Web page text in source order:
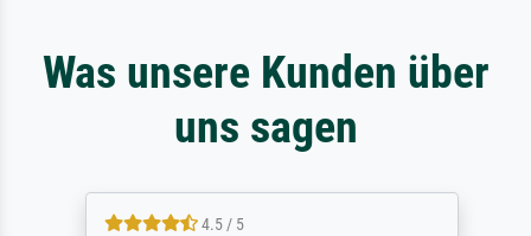
Was unsere Kunden über
uns sagen
4.5 / 5